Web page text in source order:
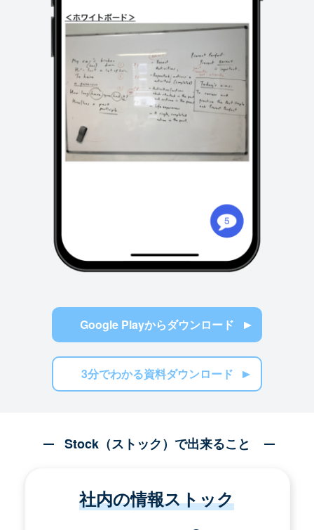
Google Playからダウンロード
3分でわかる資料ダウンロード
Stock（ストック）で出来ること
社内の情報ストック